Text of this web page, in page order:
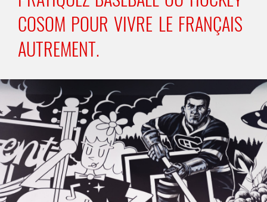
COSOM POUR VIVRE LE FRANÇAIS
AUTREMENT.